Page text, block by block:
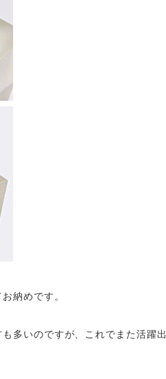
納めです。
多いのですが、これでまた活躍出